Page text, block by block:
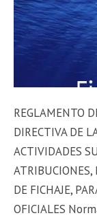
REGLAMENTO
DIRECTIVA DE
ACTIVIDADES
DE FICHAJE,
OFICIALES